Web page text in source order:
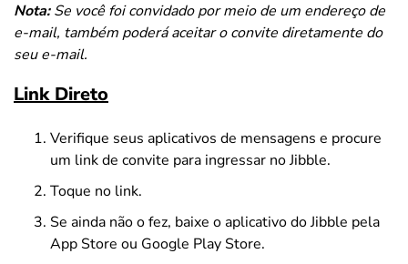
Nota:Se você foi convidado por meio de um endereço de
e-mail, também poderá aceitar o convite diretamente do
seu e-mail.
Link Direto
Verifique seus aplicativos de mensagens e procure
um link de convite para ingressar no Jibble.
Toque no link.
Se ainda não o fez, baixe o aplicativo do Jibble pela
App Store ou Google Play Store.